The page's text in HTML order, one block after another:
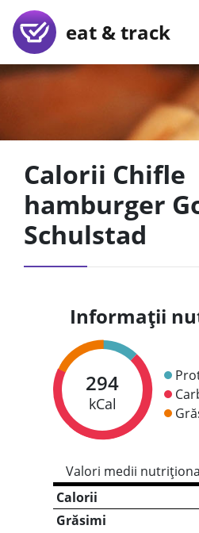
eat & track
Calorii Chifle
hamburger
Schulstad
Informații
294
kCal
Valori medii
Calorii
Grăsimi